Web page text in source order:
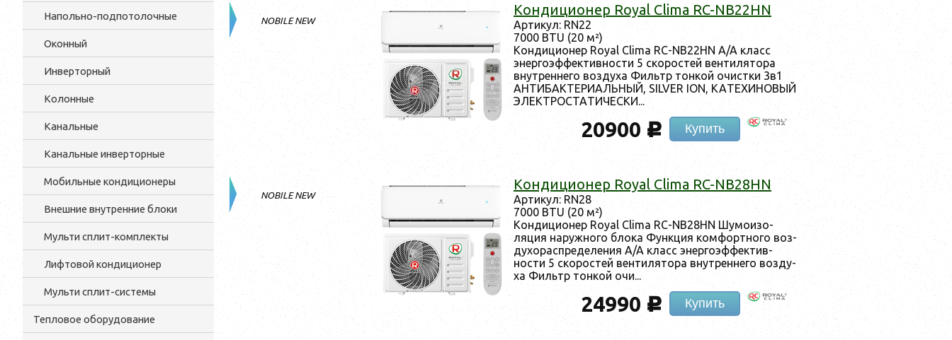
Напольно-подпотолочные
Оконный
Инверторный
Колонные
Канальные
Канальные инверторные
Мобильные кондиционеры
Внешние внутренние блоки
Мульти cплит-комплекты
Лифтовой кондиционер
Мульти сплит-системы
Тепловое оборудование
NOBILE NEW
Кон­ди­ци­онер Royal Clima RC-NB22HN
Ар­ти­кул: RN22
7000 BTU (20 м²)
Кон­ди­ци­онер Royal Clima RC-NB22HN A/A класс
энер­го­эф­фектив­ности 5 ско­рос­тей вен­ти­лято­ра
внут­ренне­го воз­ду­ха Филь­тр тон­кой очис­тки 3в1
АН­ТИ­БАК­ТЕ­РИ­АЛЬ­НЫЙ, SILVER ION, КА­ТЕХИ­НОВЫЙ
ЭЛЕК­ТРОС­ТА­ТИЧЕС­КИ...
20900 c Купить
NOBILE NEW
Кон­ди­ци­онер Royal Clima RC-NB28HN
Ар­ти­кул: RN28
7000 BTU (20 м²)
Кон­ди­ци­онер Royal Clima RC-NB28HN Шу­мо­изо­
ляция на­руж­но­го бло­ка Фун­кция ком­фор­тно­го воз­
ду­хорас­пре­деле­ния A/A класс энер­го­эф­фектив­
ности 5 ско­рос­тей вен­ти­лято­ра внут­ренне­го воз­ду­
ха Филь­тр тон­кой очи...
24990 c Купить